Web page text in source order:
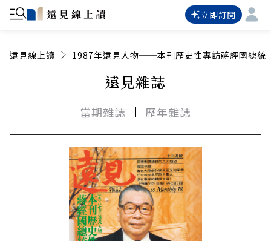
立即訂閱
遠見線上讀 1987年遠見人物──本刊歷史性專訪蔣經國總統
遠見雜誌
當期雜誌 歷年雜誌